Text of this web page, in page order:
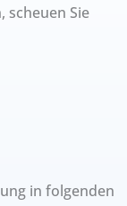
scheuen Sie
in folgenden